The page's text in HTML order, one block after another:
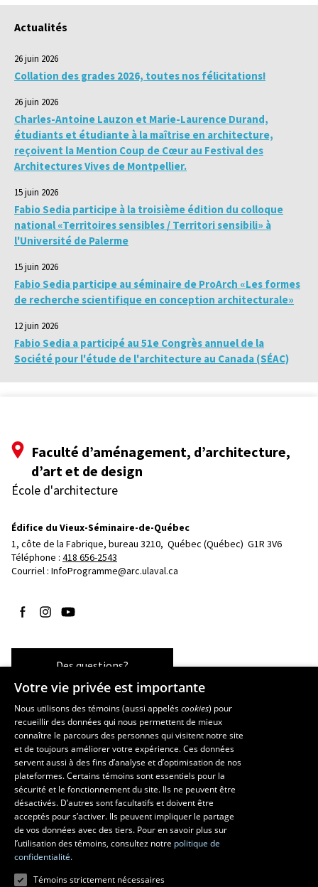
Actualités
26 juin 2026
Collation des grades 2026, toutes nos félicitations!
26 juin 2026
Charles-Antoine Lauzon et Marie-Laurence Durand,
étudiants et étudiante à la maîtrise en architecture,
reçoivent la Mention Coup de Cœur au Festival des
Architectures Vives de Montpellier.
15 juin 2026
Fabio Sedia participe à la troisième édition du colloque
national «Territoires sensibles / Territori sensibili» à
l'Université de Palerme
15 juin 2026
Fabio Sedia participe au séminaire de ProArch «Les formes
de recherche scientifique en conception architecturale»
12 juin 2026
Fabio Sedia a participé au 51e Congrès annuel de la
Société pour l'étude de l'architecture au Canada (SÉAC)
Faculté d’aménagement, d’architecture,
d’art et de design
École d'architecture
Édifice du Vieux-Séminaire-de-Québec
1, côte de la Fabrique, bureau 3210, Québec (Québec)  G1R 3V6
Téléphone : 418 656-2543
Courriel : InfoProgramme@arc.ulaval.ca
Suivez-nous sur Facebook
Suivez-nous sur Instagram
Suivez-nous sur YouTube
Des questions?
Les écoles et la recherche
École d’art
École supérieure d’aménagement du territoire et de développement
régional
École de design
Centre de recherche en aménagement et développement
Votre vie privée est importante
Nous utilisons des témoins (aussi appeléscookies) pour
recueillir des données qui nous permettent de mieux
connaître le parcours des personnes qui visitent notre site
et de toujours améliorer votre expérience. Ces données
servent aussi à des fins d’analyse et d’optimisation de nos
plateformes. Certains témoins sont essentiels pour la
sécurité et le fonctionnement du site. Ils ne peuvent être
désactivés. D’autres sont facultatifs et doivent être
acceptés pour s’activer. Ils peuvent impliquer le partage
de vos données avec des tiers. Pour en savoir plus sur
l’utilisation des témoins, consultez notre politique de
confidentialité.
Témoins strictement nécessaires